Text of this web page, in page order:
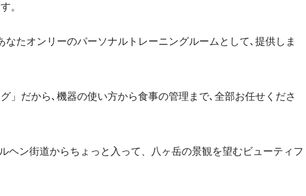
。
なたオンリーのパーソナルトレーニングルームとして､提供しま
」だから､機器の使い方から食事の管理まで､全部お任せくださ
ヘン街道からちょっと入って、八ヶ岳の景観を望むビューティフ